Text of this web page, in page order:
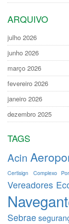
ARQUIVO
julho 2026
junho 2026
março 2026
fevereiro 2026
janeiro 2026
dezembro 2025
TAGS
Acin
Certisign Complexo
Vereadores
Sebrae